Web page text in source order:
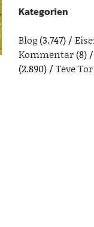
Kategorien
Blog(3.747)
Kommentar(8)
(2.890)
Teve